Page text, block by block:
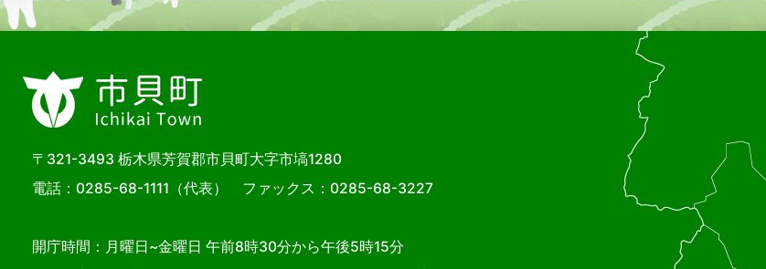
〒321-3493 栃木県芳賀郡市貝町大字市塙1280
電話： 0285-68-1111 （代表） ファックス：0285-68-3227
開庁時間：月曜日~金曜日 午前8時30分から午後5時15分